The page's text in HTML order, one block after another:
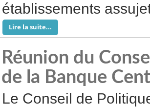
établissements
Lire la suite...
Réunion du
de la Banque
Le Conseil de